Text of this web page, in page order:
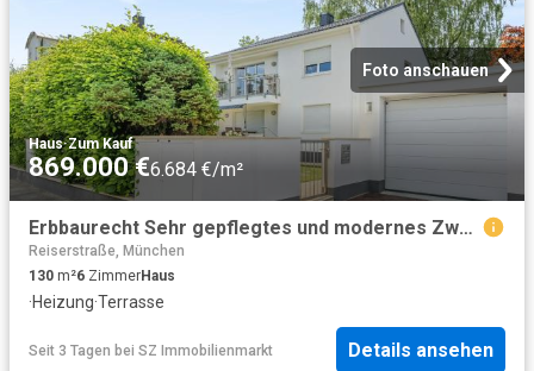
Foto anschauen
Haus·Zum Kauf
869.000 €6.684 €/m²
Erbbaurecht Sehr gepflegtes und modernes Zweifamilienhaus
Reiserstraße, München
130 m²6 ZimmerHaus
·Heizung·Terrasse
Seit 3 Tagen bei SZ Immobilienmarkt Details ansehen